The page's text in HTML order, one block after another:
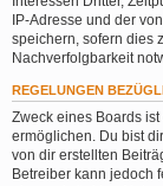
IP-Adresse und der
speichern, sofern dies
Nachverfolgbarkeit
REGELUNGEN
Zweck eines Boards
ermöglichen. Du bist
von dir erstellten
Betreiber kann jedoch